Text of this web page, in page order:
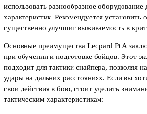
использовать разнообразное
характеристик. Рекомендуется установить
существенно улучшит выживаемость в
Основные преимущества Leopard Pt A
при обучении и подготовке бойцов. Этот
подходит для тактики снайпера, позволяя
удары на дальних расстояниях. Если вы
свои действия в бою, стоит уделить
тактическим характеристикам: